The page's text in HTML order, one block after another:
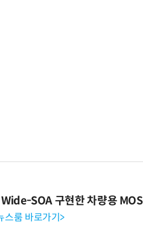
SOA 구현한 차량용
스룸 바로가기>